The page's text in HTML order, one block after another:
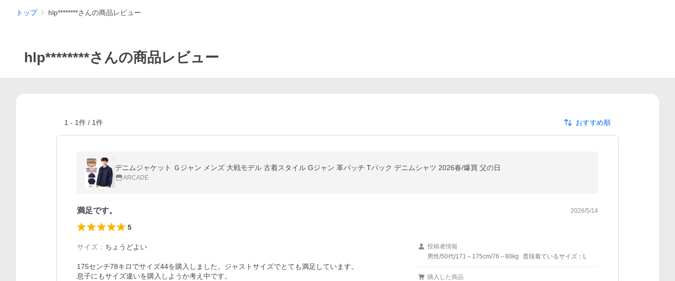
トップ hlp********さんの商品レビュー
hlp********さんの商品レビュー
1 - 1件 / 1件 おすすめ順
デニムジャケット Ｇジャン メンズ 大戦モデル 古着スタイル Gジャン 革パッチ Tバック デニムシャツ 2026春/爆買 父の日
ARCADE
満足です。 2026/5/14
5
サイズ ： ちょうどよい
175センチ78キロでサイズ44を購入しました。ジャストサイズでとても満足しています。
息子にもサイズ違いを購入しようか考え中です。
投稿者情報
男性/50代/171～175cm/76～80kg
普段着ているサイズ：L
購入した商品